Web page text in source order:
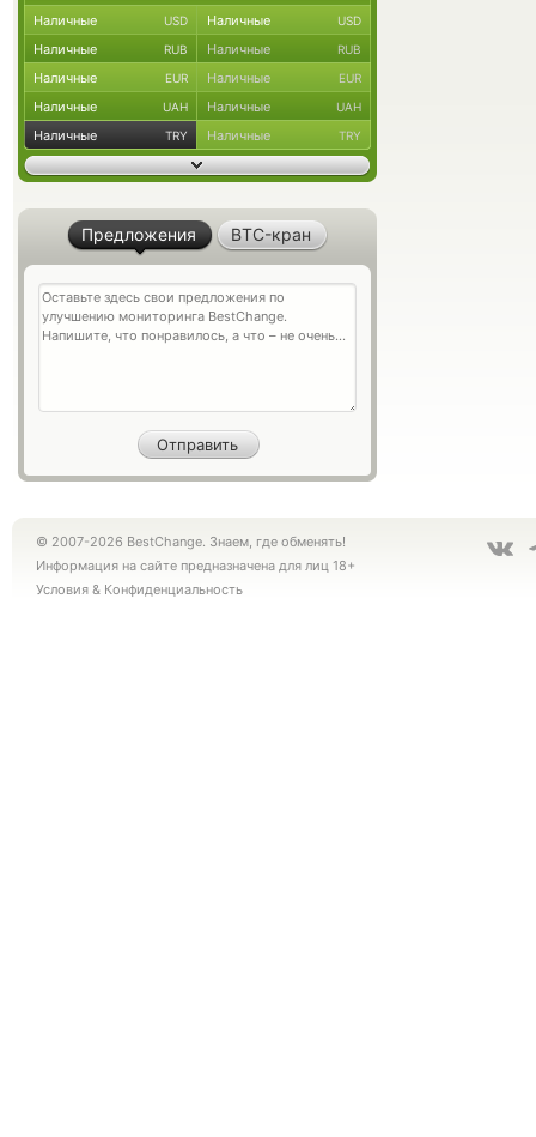
Наличные USD Наличные USD
Наличные RUB Наличные RUB
Наличные EUR Наличные EUR
Наличные UAH Наличные UAH
Наличные TRY Наличные TRY
Предложения BTC-кран
© 2007-2026 BestChange. Знаем, где обменять!
Информация на сайте предназначена для лиц 18+
Условия & Конфиденциальность